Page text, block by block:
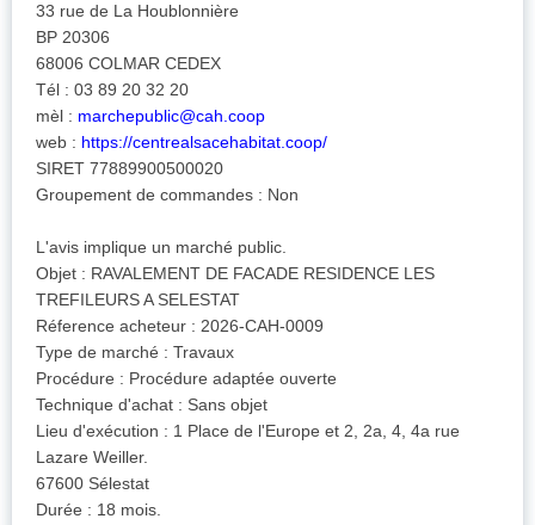
33 rue de La Houblonnière
BP 20306
68006 COLMAR CEDEX
Tél : 03 89 20 32 20
mèl : marchepublic@cah.coop
web : https://centrealsacehabitat.coop/
SIRET 77889900500020
Groupement de commandes : Non
L'avis implique un marché public.
Objet : RAVALEMENT DE FACADE RESIDENCE LES
TREFILEURS A SELESTAT
Réference acheteur : 2026-CAH-0009
Type de marché : Travaux
Procédure : Procédure adaptée ouverte
Technique d'achat : Sans objet
Lieu d'exécution : 1 Place de l'Europe et 2, 2a, 4, 4a rue
Lazare Weiller.
67600 Sélestat
Durée : 18 mois.